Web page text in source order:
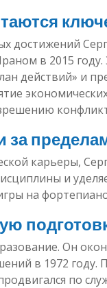
достижений
в 2015 году.
действий» и
за
карьеры,
и
на
Он
в 1972 году.
по